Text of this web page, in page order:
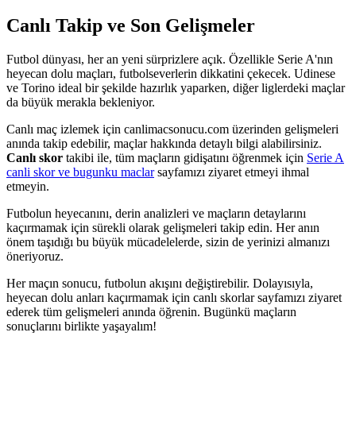
Canlı Takip ve Son Gelişmeler
Futbol dünyası, her an yeni sürprizlere açık. Özellikle Serie A'nın
heyecan dolu maçları, futbolseverlerin dikkatini çekecek. Udinese
ve Torino ideal bir şekilde hazırlık yaparken, diğer liglerdeki maçlar
da büyük merakla bekleniyor.
Canlı maç izlemek için canlimacsonucu.com üzerinden gelişmeleri
anında takip edebilir, maçlar hakkında detaylı bilgi alabilirsiniz.
Canlı skor takibi ile, tüm maçların gidişatını öğrenmek için Serie A
canli skor ve bugunku maclarsayfamızı ziyaret etmeyi ihmal
etmeyin.
Futbolun heyecanını, derin analizleri ve maçların detaylarını
kaçırmamak için sürekli olarak gelişmeleri takip edin. Her anın
önem taşıdığı bu büyük mücadelelerde, sizin de yerinizi almanızı
öneriyoruz.
Her maçın sonucu, futbolun akışını değiştirebilir. Dolayısıyla,
heyecan dolu anları kaçırmamak için canlı skorlar sayfamızı ziyaret
ederek tüm gelişmeleri anında öğrenin. Bugünkü maçların
sonuçlarını birlikte yaşayalım!